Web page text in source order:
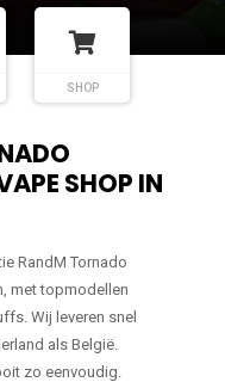
SHOP
SHOP IN
RandM Tornado
met topmodellen
Wij leveren snel
als België.
zo eenvoudig.